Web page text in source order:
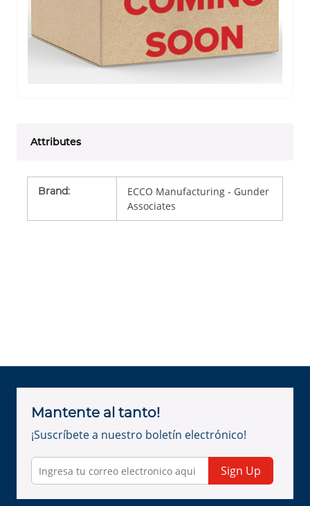
Attributes
Brand:
ECCO Manufacturing - Gunder
Associates
Mantente al tanto!
¡Suscríbete a nuestro boletín electrónico!
Sign Up